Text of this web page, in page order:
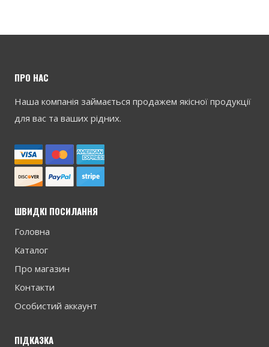
ПРО НАС
Наша компанія займається продажем якісної продукції
для вас та ваших рідних.
ШВИДКІ ПОСИЛАННЯ
Головна
Каталог
Про магазин
Контакти
Особистий аккаунт
ПІДКАЗКА